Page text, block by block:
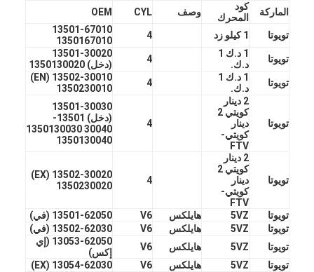
محرك أسطوانة قالب
كامل الاسطوانة
محرك الاسطوانة
محرك عمود
عمود الحدبات محرك
المحرك توصيل رود
محرك الروك ذراع
سيارة صمامات المحرك
الماركة
كود
المحرك
وصف CYL
OEM
تويوتا 1 كيلو زد 4
13501-67010
1350167010
تويوتا
1 د.ك 1
د.ك.
4
13501-30020
(دخل) 1350130020
تويوتا
1 د.ك 1
د.ك.
4
13502-30010 (EN)
1350230010
تويوتا
2 دينار
كويتي 2
دينار
كويتي-
FTV
4
13501-30030
(دخل) 13501-
30040 1350130030
1350130040
تويوتا
2 دينار
كويتي 2
دينار
كويتي-
FTV
4
13502-30020 (EX)
1350230020
تويوتا 5VZ هايلكس V6
13501-62050 (في)
تويوتا
5VZ هايلكس V6
13502-62030 (في)
تويوتا
5VZ هايلكس V6
13053-62050 (إي
إكس)
تويوتا
5VZ هايلكس V6
13054-62030 (EX)